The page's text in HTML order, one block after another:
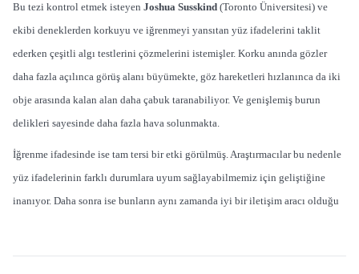
Bu tezi kontrol etmek isteyen Joshua Susskind (Toronto Üniversitesi) ve
ekibi deneklerden korkuyu ve iğrenmeyi yansıtan yüz ifadelerini taklit
ederken çeşitli algı testlerini çözmelerini istemişler. Korku anında gözler
daha fazla açılınca görüş alanı büyümekte, göz hareketleri hızlanınca da iki
obje arasında kalan alan daha çabuk taranabiliyor. Ve genişlemiş burun
delikleri sayesinde daha fazla hava solunmakta.
İğrenme ifadesinde ise tam tersi bir etki görülmüş. Araştırmacılar bu nedenle
yüz ifadelerinin farklı durumlara uyum sağlayabilmemiz için geliştiğine
inanıyor. Daha sonra ise bunların aynı zamanda iyi bir iletişim aracı olduğu